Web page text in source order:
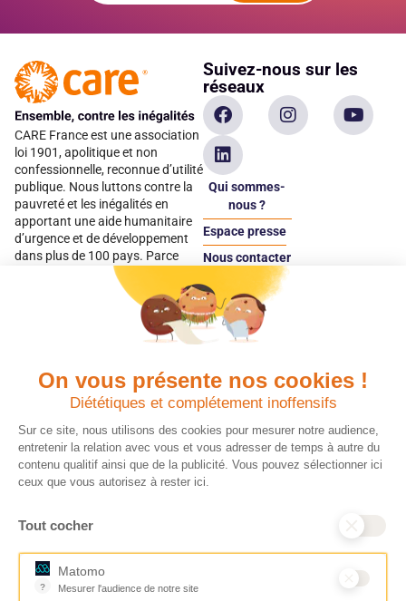
On vous présente nos cookies !
Diététiques et complétement inoffensifs
Sur ce site, nous utilisons des cookies pour mesurer notre audience,
entretenir la relation avec vous et vous adresser de temps à autre du
contenu qualitif ainsi que de la publicité. Vous pouvez sélectionner ici
ceux que vous autorisez à rester ici.
Tout cocher
?
Matomo
Mesurer l'audience de notre site
CARE France est une association
loi 1901, apolitique et non
confessionnelle, reconnue d’utilité
publique. Nous luttons contre la
pauvreté et les inégalités en
apportant une aide humanitaire
d’urgence et de développement
dans plus de 100 pays. Parce
qu’elles sont les premières
victimes des inégalités, CARE met
les femmes et les filles au cœur
Suivez-nous sur les
réseaux
Qui sommes-
nous ?
Espace presse
Nous contacter
Espace
donateur
Quels avantages fiscaux ?
Chaque don effectué à une
association reconnue d’utilité
publique comme CARE, est
déductible jusqu’à 75 % de l’impôt
sur le revenu. Modalités de
déduction, déclaration des dons
ce qu’il faut savoir sur la
France pour exprimer votre
générosité et optimiser votre
fiscalité en toute confiance.
Donner en confiance
Vos dons sont
déductibles à 75 % de
vos impôts. Depuis
plus de 15 ans, CARE
France est une